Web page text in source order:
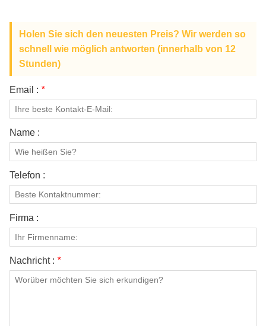
Holen Sie sich den neuesten Preis? Wir werden so
schnell wie möglich antworten (innerhalb von 12
Stunden)
Email : *
Name :
Telefon :
Firma :
Nachricht : *